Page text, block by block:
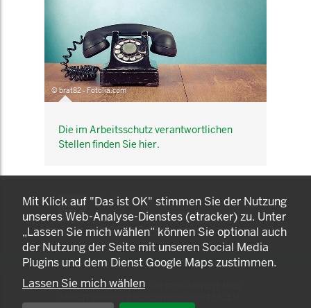
© brat82 - Fotolia.com
Die im Arbeitsschutz verantwortlichen
Stellen finden Sie hier.
KOMNET
GUT BERATEN. GESUND
ARBEITEN.
© 2025 LANDESAMT FÜR GESUNDHEIT UND
Mit Klick auf "Das ist OK" stimmen Sie der Nutzung
unseres Web-Analyse-Dienstes (etracker) zu. Unter
„Lassen Sie mich wählen“ können Sie optional auch
der Nutzung der Seite mit unseren Social Media
Plugins und dem Dienst Google Maps zustimmen.
Lassen Sie mich wählen